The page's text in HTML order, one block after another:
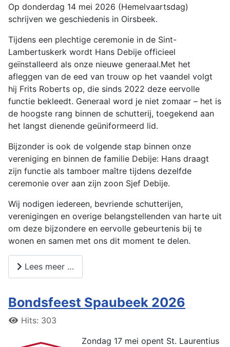
Op donderdag 14 mei 2026 (Hemelvaartsdag)
schrijven we geschiedenis in Oirsbeek.
Tijdens een plechtige ceremonie in de Sint-
Lambertuskerk wordt Hans Debije officieel
geïnstalleerd als onze nieuwe generaal.Met het
afleggen van de eed van trouw op het vaandel volgt
hij Frits Roberts op, die sinds 2022 deze eervolle
functie bekleedt. Generaal word je niet zomaar – het is
de hoogste rang binnen de schutterij, toegekend aan
het langst dienende geüniformeerd lid.
Bijzonder is ook de volgende stap binnen onze
vereniging en binnen de familie Debije: Hans draagt
zijn functie als tamboer maître tijdens dezelfde
ceremonie over aan zijn zoon Sjef Debije.
Wij nodigen iedereen, bevriende schutterijen,
verenigingen en overige belangstellenden van harte uit
om deze bijzondere en eervolle gebeurtenis bij te
wonen en samen met ons dit moment te delen.
Lees meer …
Bondsfeest Spaubeek 2026
Hits: 303
Zondag 17 mei opent St. Laurentius